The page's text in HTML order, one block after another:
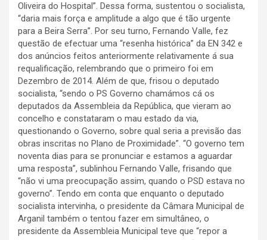
Oliveira do Hospital”. Dessa forma, sustentou o socialista,
“daria mais força e amplitude a algo que é tão urgente
para a Beira Serra”. Por seu turno, Fernando Valle, fez
questão de efectuar uma “resenha histórica” da EN 342 e
dos anúncios feitos anteriormente relativamente á sua
requalificação, relembrando que o primeiro foi em
Dezembro de 2014. Além de que, frisou o deputado
socialista, “sendo o PS Governo chamámos cá os
deputados da Assembleia da República, que vieram ao
concelho e constataram o mau estado da via,
questionando o Governo, sobre qual seria a previsão das
obras inscritas no Plano de Proximidade”. “O governo tem
noventa dias para se pronunciar e estamos a aguardar
uma resposta”, sublinhou Fernando Valle, frisando que
“não vi uma preocupação assim, quando o PSD estava no
governo”. Tendo em conta que enquanto o deputado
socialista intervinha, o presidente da Câmara Municipal de
Arganil também o tentou fazer em simultâneo, o
presidente da Assembleia Municipal teve que “repor a